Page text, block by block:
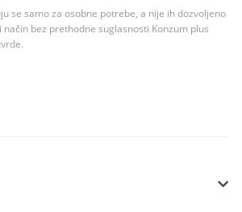
se samo za osobne potrebe, a nije ih dozvoljeno
bez prethodne suglasnosti Konzum plus